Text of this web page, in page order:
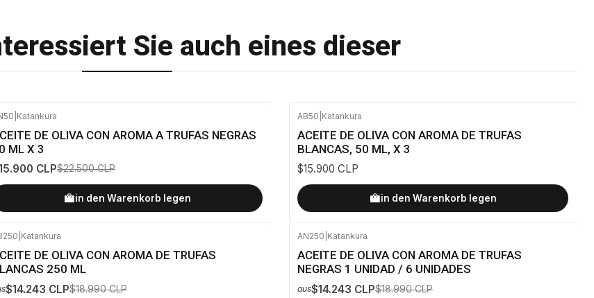
Sie auch eines dieser
Katankura
DE OLIVA CON AROMA A TRUFAS NEGRAS
ML X 3
CLP$22.500 CLP
in den Warenkorb legen
AB50 Katankura
ACEITE DE OLIVA CON AROMA DE TRUFAS
BLANCAS, 50 ML, X 3
$15.900 CLP
in den Warenkorb legen
Katankura
DE OLIVA CON AROMA DE TRUFAS
250 ML
$14.243 CLP$18.990 CLP
AN250 Katankura
ACEITE DE OLIVA CON AROMA DE TRUFAS
NEGRAS 1 UNIDAD / 6 UNIDADES
aus$14.243 CLP$18.990 CLP